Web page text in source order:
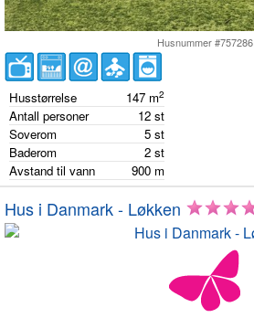
Husnummer #757286
Husstørrelse 147 m2
Antall personer 12 st
Soverom
5 st
Baderom
2 st
Avstand til vann
900 m
Hus i Danmark - Løkken